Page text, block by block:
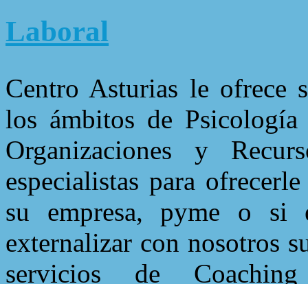
Laboral
Centro Asturias le ofrece
los ámbitos de
Organizaciones y
especialistas para
su empresa, pyme o si
externalizar con nosotros
servicios de